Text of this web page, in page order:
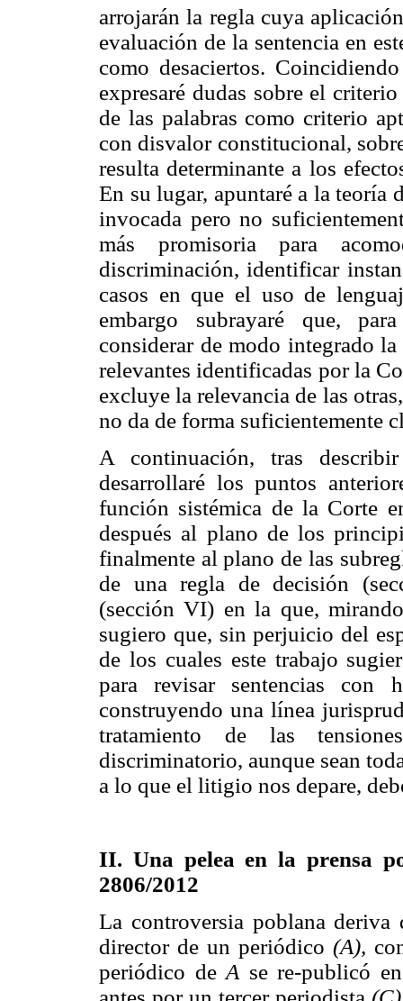
arrojarán la regla cuya
evaluación de la sentencia en
como desaciertos.
expresaré dudas sobre el
de las palabras como criterio
con disvalor constitucional,
resulta determinante a los
En su lugar, apuntaré a la teoría
invocada pero no
más promisoria para
discriminación, identificar
casos en que el uso de
embargo subrayaré que,
considerar de modo integrado
relevantes identificadas por la
excluye la relevancia de las
no da de forma suficientemente
A continuación, tras
desarrollaré los puntos
función sistémica de la Corte
después al plano de los
finalmente al plano de las
de una regla de decisión
(sección VI) en la que,
sugiero que, sin perjuicio del
de los cuales este trabajo
para revisar sentencias con
construyendo una línea
tratamiento de las
discriminatorio, aunque sean
a lo que el litigio nos depare,
II. Una pelea en la prensa
2806/2012
La controversia poblana
director de un periódico (A),
periódico de A se re-publicó